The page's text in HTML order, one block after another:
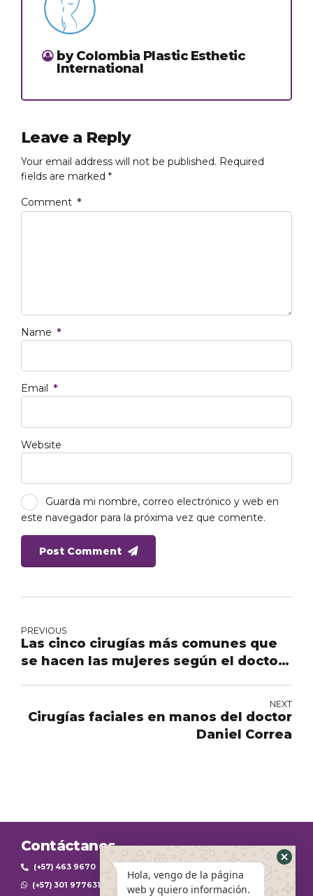
by Colombia Plastic Esthetic
International
Leave a Reply
Your email address will not be published. Required
fields are marked *
Comment *
Name *
Email *
Website
Guarda mi nombre, correo electrónico y web en
este navegador para la próxima vez que comente.
Post Comment
PREVIOUS
Las cinco cirugías más comunes que
se hacen las mujeres según el doctor
NEXT
Cirugías faciales en manos del doctor
Daniel Correa
Contáctanos
(+57) 463 9670
(+57) 301 9776312
Hola, vengo de la página
web y quiero información.